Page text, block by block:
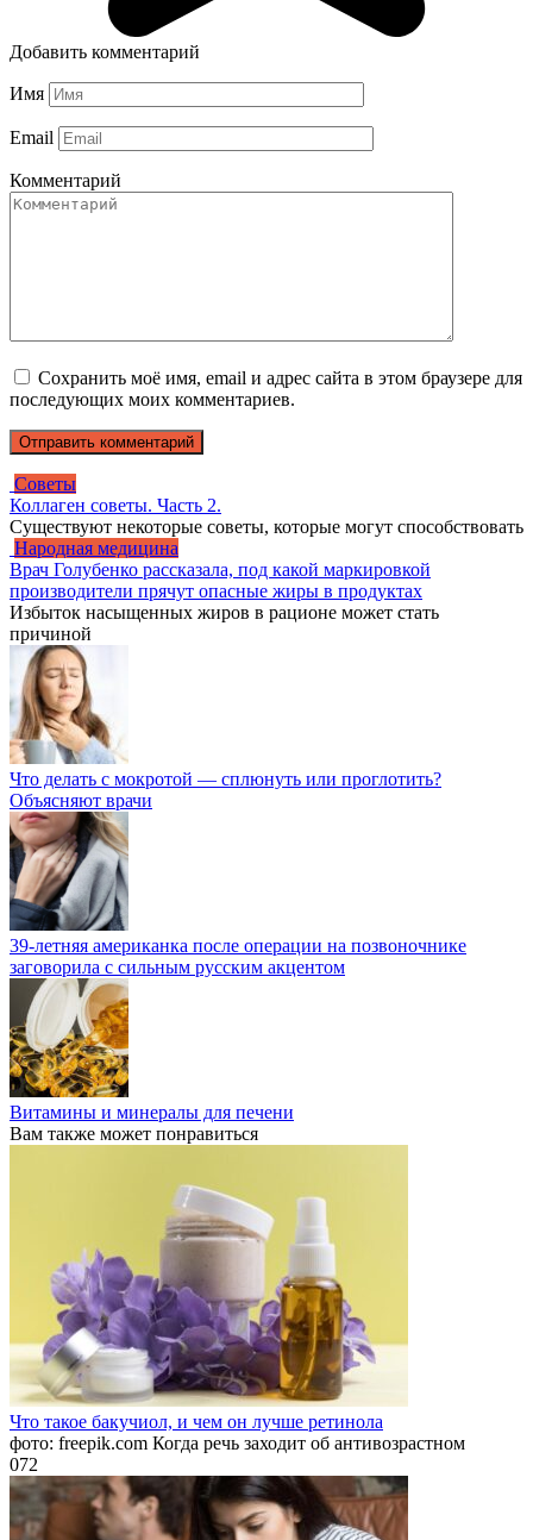
Добавить комментарий
Имя
Email
Комментарий
Сохранить моё имя, email и адрес сайта в этом браузере для
последующих моих комментариев.
Советы
Коллаген советы. Часть 2.
Существуют некоторые советы, которые могут способствовать
Народная медицина
Врач Голубенко рассказала, под какой маркировкой
производители прячут опасные жиры в продуктах
Избыток насыщенных жиров в рационе может стать
причиной
Что делать с мокротой — сплюнуть или проглотить?
Объясняют врачи
39-летняя американка после операции на позвоночнике
заговорила с сильным русским акцентом
Витамины и минералы для печени
Вам также может понравиться
Что такое бакучиол, и чем он лучше ретинола
фото: freepik.com Когда речь заходит об антивозрастном
072